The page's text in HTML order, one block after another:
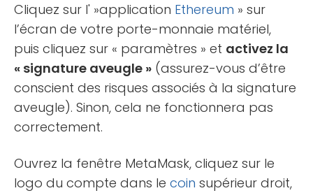
Cliquez sur l' »application Ethereum » sur
l’écran de votre porte-monnaie matériel,
puis cliquez sur « paramètres » et activez la
« signature aveugle » (assurez-vous d’être
conscient des risques associés à la signature
aveugle). Sinon, cela ne fonctionnera pas
correctement.
Ouvrez la fenêtre MetaMask, cliquez sur le
logo du compte dans le coin supérieur droit,